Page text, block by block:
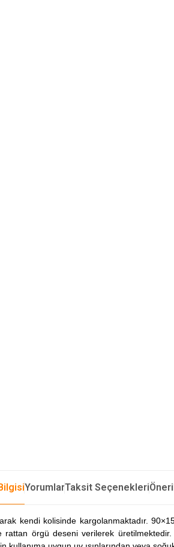
YorumlarTaksit Seçenekleri
kendi kolisinde kargolanmaktadır.
örgü deseni verilerek